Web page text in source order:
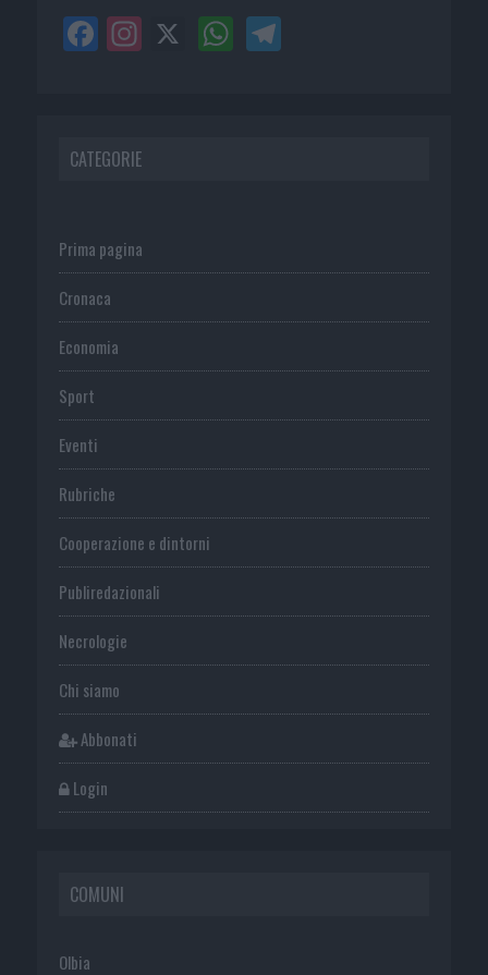
CATEGORIE
Prima pagina
Cronaca
Economia
Sport
Eventi
Rubriche
Cooperazione e dintorni
Publiredazionali
Necrologie
Chi siamo
Abbonati
Login
COMUNI
Olbia